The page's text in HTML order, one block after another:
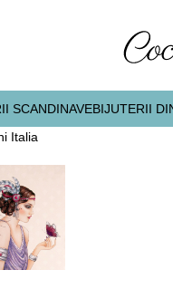
SCANDINAVEBIJUTERII
Italia